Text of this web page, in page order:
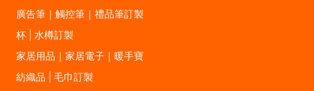
廣告筆｜觸控筆｜禮品筆訂製
杯 | 水樽訂製
家居用品｜家居電子｜暖手寶
紡織品 | 毛巾訂製